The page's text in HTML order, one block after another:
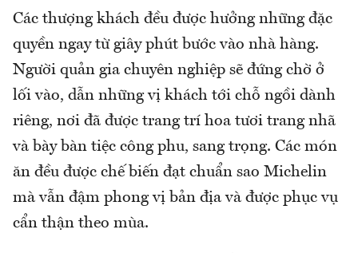
Các thượng khách đều được hưởng những đặc
quyền ngay từ giây phút bước vào nhà hàng.
Người quản gia chuyên nghiệp sẽ đứng chờ ở
lối vào, dẫn những vị khách tới chỗ ngồi dành
riêng, nơi đã được trang trí hoa tươi trang nhã
và bày bàn tiệc công phu, sang trọng. Các món
ăn đều được chế biến đạt chuẩn sao Michelin
mà vẫn đậm phong vị bản địa và được phục vụ
cẩn thận theo mùa.